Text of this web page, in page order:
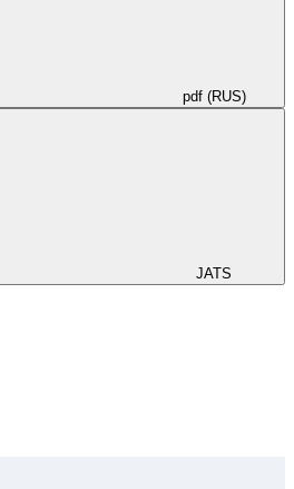
pdf (RUS)
JATS